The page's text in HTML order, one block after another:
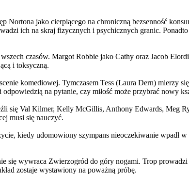
jako cierpiącego na chroniczną bezsenność
ich na skraj fizycznych i psychicznych granic.
czasów. Margot Robbie jako Cathy oraz Jacob
i toksyczną.
komediowej. Tymczasem Tess (Laura Dern) mierzy
na pytanie, czy miłość może przybrać nowy
się Val Kilmer, Kelly McGillis, Anthony Edwards, Meg
musi się nauczyć.
kiedy udomowiony szympans nieoczekiwanie wpadł w
wywraca Zwierzogród do góry nogami. Trop prowadzi
zostaje wystawiony na poważną próbę.